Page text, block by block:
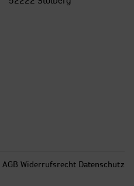
AGB Widerrufsrecht Datenschutz